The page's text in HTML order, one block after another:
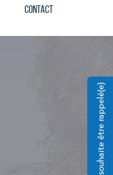
Je souhaite être rappelé(e)